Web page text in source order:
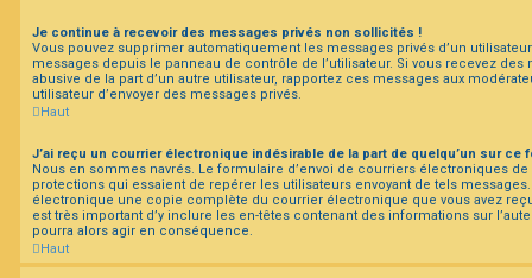
Je continue à recevoir des messages privés non sollicités !
Vous pouvez supprimer automatiquement les messages privés d’un
messages depuis le panneau de contrôle de l’utilisateur. Si vous recevez
abusive de la part d’un autre utilisateur, rapportez ces messages aux
utilisateur d’envoyer des messages privés.
Haut
J’ai reçu un courrier électronique indésirable de la part de quelqu’un sur ce
Nous en sommes navrés. Le formulaire d’envoi de courriers électroniques
protections qui essaient de repérer les utilisateurs envoyant de tels
électronique une copie complète du courrier électronique que vous avez
est très important d’y inclure les en-têtes contenant des informations sur
pourra alors agir en conséquence.
Haut